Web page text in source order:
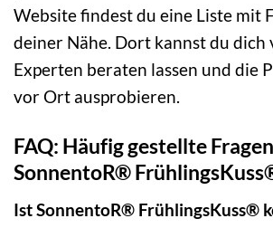
Website findest du eine Liste mit
deiner Nähe. Dort kannst du dich
Experten beraten lassen und die
vor Ort ausprobieren.
FAQ: Häufig gestellte
SonnentoR®
Ist SonnentoR® FrühlingsKuss®